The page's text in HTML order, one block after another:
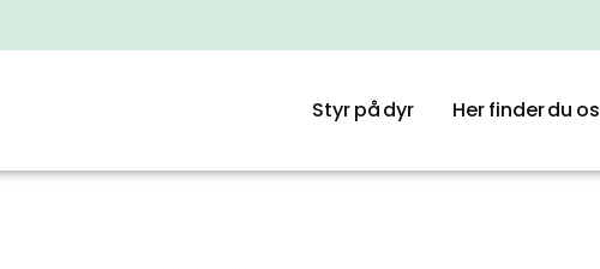
Styr på dyr Her finder du os